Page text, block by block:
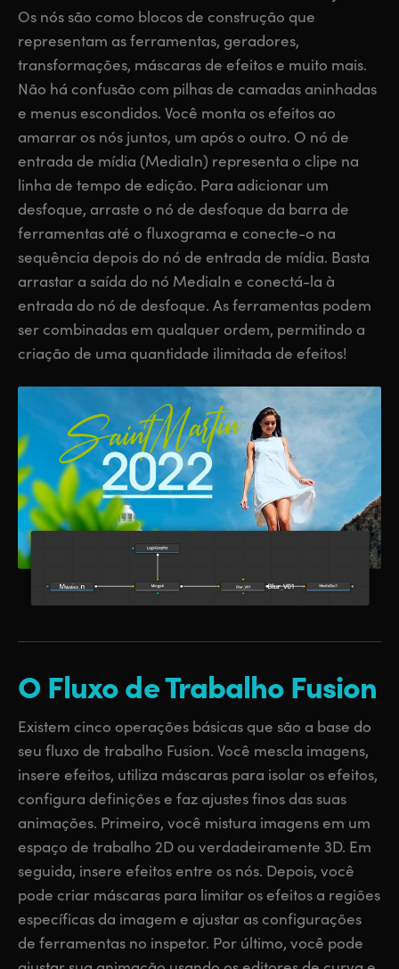
Os nós são como blocos de construção que
representam as ferramentas, geradores,
transformações, máscaras de efeitos e muito mais.
Não há confusão com pilhas de camadas aninhadas
e menus escondidos. Você monta os efeitos ao
amarrar os nós juntos, um após o outro. O nó de
entrada de mídia (MediaIn) representa o clipe na
linha de tempo de edição. Para adicionar um
desfoque, arraste o nó de desfoque da barra de
ferramentas até o fluxograma e conecte-o na
sequência depois do nó de entrada de mídia. Basta
arrastar a saída do nó MediaIn e conectá-la à
entrada do nó de desfoque. As ferramentas podem
ser combinadas em qualquer ordem, permitindo a
criação de uma quantidade ilimitada de efeitos!
O Fluxo de Trabalho Fusion
Existem cinco operações básicas que são a base do
seu fluxo de trabalho Fusion. Você mescla imagens,
insere efeitos, utiliza máscaras para isolar os efeitos,
configura definições e faz ajustes finos das suas
animações. Primeiro, você mistura imagens em um
espaço de trabalho 2D ou verdadeiramente 3D. Em
seguida, insere efeitos entre os nós. Depois, você
pode criar máscaras para limitar os efeitos a regiões
específicas da imagem e ajustar as configurações
de ferramentas no inspetor. Por último, você pode